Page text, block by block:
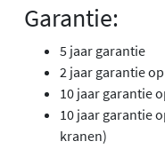
Garantie:
5 jaar garantie
2 jaar garantie
10 jaar garantie
10 jaar garantie
kranen)